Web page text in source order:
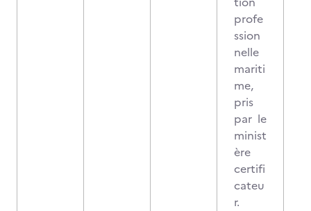
profe
ssion
nelle
mariti
me,
pris
par le
minist
ère
certifi
cateu
r.